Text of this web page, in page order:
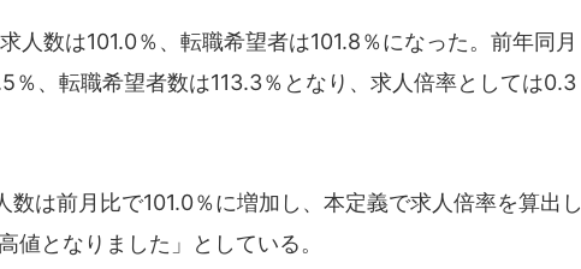
人数は101.0％、転職希望者は101.8％になった。前年同月
％、転職希望者数は113.3％となり、求人倍率としては0.3
は前月比で101.0％に増加し、本定義で求人倍率を算出し
値となりました」としている。